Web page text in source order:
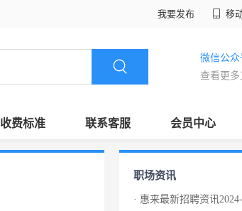
我要发布 移
微信公众
查看更
收费标准 联系客服 会员中心
职场资讯
· 惠来最新招聘资讯